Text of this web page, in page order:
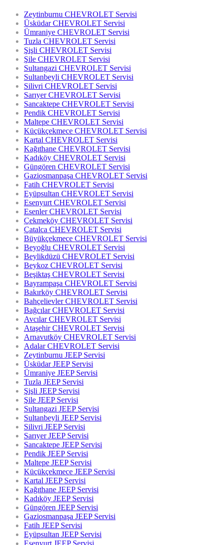
Zeytinburnu CHEVROLET Servisi
Üsküdar CHEVROLET Servisi
Ümraniye CHEVROLET Servisi
Tuzla CHEVROLET Servisi
Şişli CHEVROLET Servisi
Şile CHEVROLET Servisi
Sultangazi CHEVROLET Servisi
Sultanbeyli CHEVROLET Servisi
Silivri CHEVROLET Servisi
Sarıyer CHEVROLET Servisi
Sancaktepe CHEVROLET Servisi
Pendik CHEVROLET Servisi
Maltepe CHEVROLET Servisi
Küçükçekmece CHEVROLET Servisi
Kartal CHEVROLET Servisi
Kağıthane CHEVROLET Servisi
Kadıköy CHEVROLET Servisi
Güngören CHEVROLET Servisi
Gaziosmanpaşa CHEVROLET Servisi
Fatih CHEVROLET Servisi
Eyüpsultan CHEVROLET Servisi
Esenyurt CHEVROLET Servisi
Esenler CHEVROLET Servisi
Çekmeköy CHEVROLET Servisi
Çatalca CHEVROLET Servisi
Büyükçekmece CHEVROLET Servisi
Beyoğlu CHEVROLET Servisi
Beylikdüzü CHEVROLET Servisi
Beykoz CHEVROLET Servisi
Beşiktaş CHEVROLET Servisi
Bayrampaşa CHEVROLET Servisi
Bakırköy CHEVROLET Servisi
Bahçelievler CHEVROLET Servisi
Bağcılar CHEVROLET Servisi
Avcılar CHEVROLET Servisi
Ataşehir CHEVROLET Servisi
Arnavutköy CHEVROLET Servisi
Adalar CHEVROLET Servisi
Zeytinburnu JEEP Servisi
Üsküdar JEEP Servisi
Ümraniye JEEP Servisi
Tuzla JEEP Servisi
Şişli JEEP Servisi
Şile JEEP Servisi
Sultangazi JEEP Servisi
Sultanbeyli JEEP Servisi
Silivri JEEP Servisi
Sarıyer JEEP Servisi
Sancaktepe JEEP Servisi
Pendik JEEP Servisi
Maltepe JEEP Servisi
Küçükçekmece JEEP Servisi
Kartal JEEP Servisi
Kağıthane JEEP Servisi
Kadıköy JEEP Servisi
Güngören JEEP Servisi
Gaziosmanpaşa JEEP Servisi
Fatih JEEP Servisi
Eyüpsultan JEEP Servisi